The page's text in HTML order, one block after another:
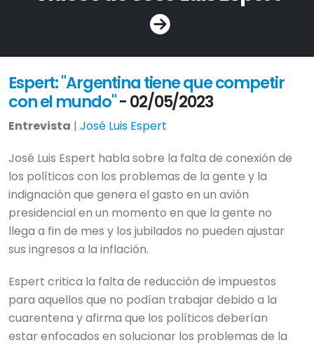
Espert: "Argentina tiene que competir
con el mundo"- 02/05/2023
Entrevista | José Luis Espert
José Luis Espert habla sobre la falta de conexión de
los políticos con los problemas de la gente y la
indignación que genera el gasto en un avión
presidencial en un momento en que la gente no
llega a fin de mes y los jubilados no pueden ajustar
sus ingresos a la inflación.
Espert critica la falta de reducción de impuestos
para aquellos que no podían trabajar debido a la
cuarentena y afirma que los políticos deberían
estar enfocados en solucionar los problemas de la